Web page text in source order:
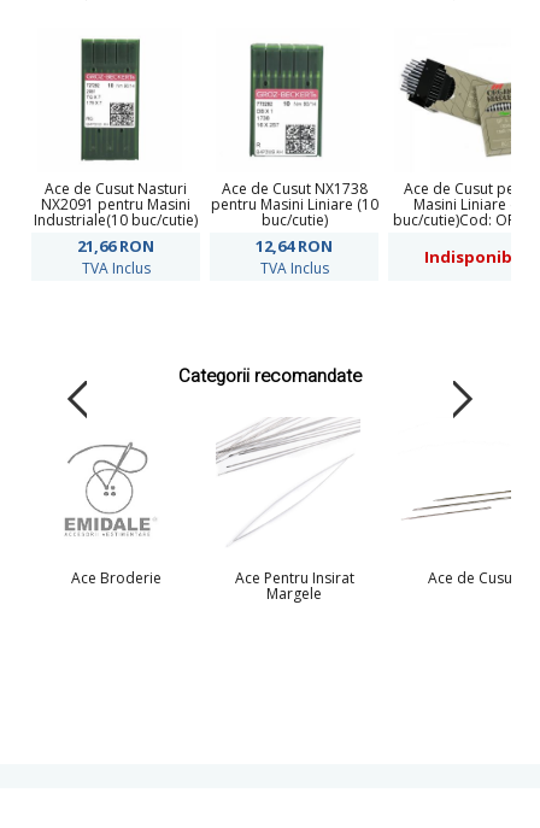
Ace de Cusut Nasturi
NX2091 pentru Masini
Industriale(10 buc/cutie)
21,66RON
TVA Inclus
Ace de Cusut NX1738
pentru Masini Liniare (10
buc/cutie)
12,64RON
TVA Inclus
Ace de Cusut
Masini Liniare (10
buc/cutie)Cod:
Indisponibil
Categorii recomandate
Ace Broderie Ace Pentru Insirat
Margele
Ace de Cusut